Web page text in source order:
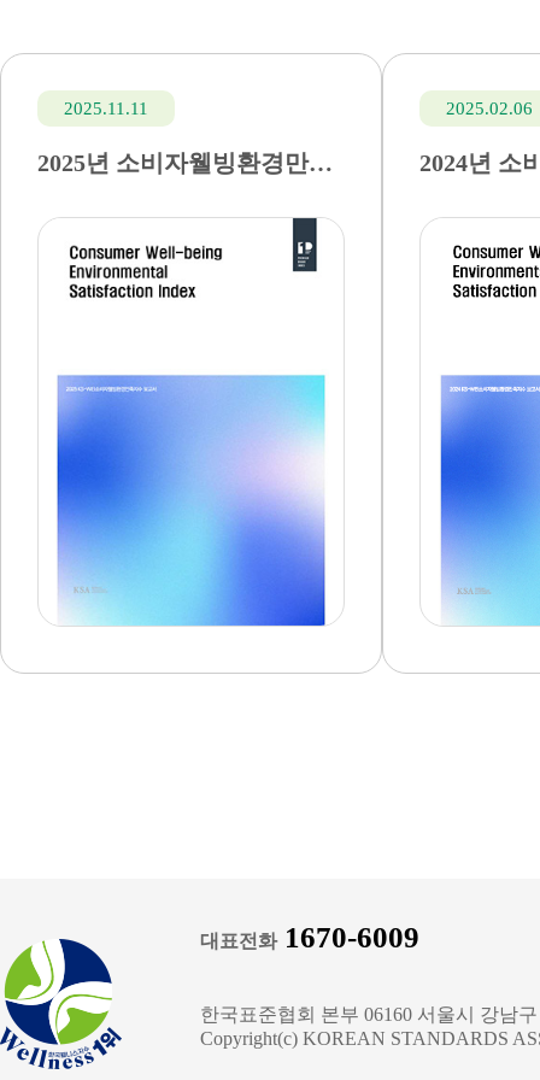
2025.11.11
2025년 소비자웰빙환경만족지수(KS-WEI) 결과 조사보고서
2025.02.06
대표전화1670-6009
한국표준협회 본부 06160 서울시 강남
Copyright(c) KOREAN STANDARDS